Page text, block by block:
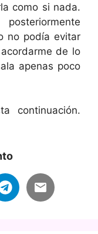
como si nada.
no podía evitar
de lo
apenas poco
continuación.